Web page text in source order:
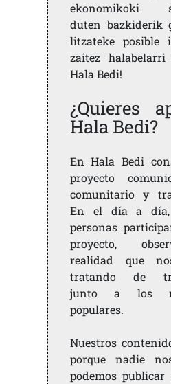
ekonomikoki
duten bazkiderik
litzateke posible
zaitez halabelarri
Hala Bedi!
¿Quieres
Hala Bedi?
En Hala Bedi
proyecto
comunitario y
En el día a día,
personas
proyecto,
realidad que
tratando de
junto a los
populares.
Nuestros
porque nadie
podemos